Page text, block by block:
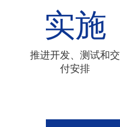
实施
推进开发、测试和交
付安排